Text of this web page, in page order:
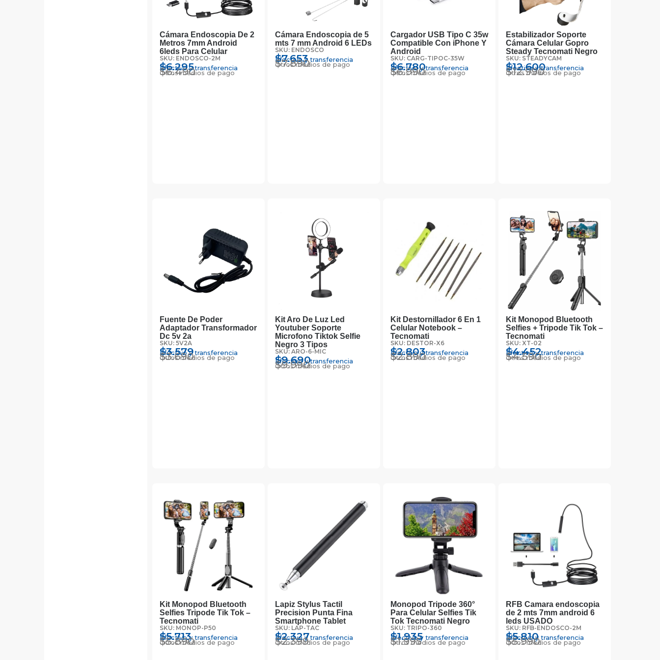
Cámara Endoscopia De 2
Metros 7mm Android
6leds Para Celular
SKU: ENDOSCO-2M
$6.295
Efectivo y transferencia
$6.490
Otros medios de pago
Cámara Endoscopia de 5
mts 7 mm Android 6 LEDs
SKU: ENDOSCO
$7.653
Efectivo y transferencia
$7.890
Otros medios de pago
Cargador USB Tipo C 35w
Compatible Con iPhone Y
Android
SKU: CARG-TIPOC-35W
$6.780
Efectivo y transferencia
$6.990
Otros medios de pago
Estabilizador Soporte
Cámara Celular Gopro
Steady Tecnomati Negro
SKU: STEADYCAM
$12.600
Efectivo y transferencia
$12.990
Otros medios de pago
Fuente De Poder
Adaptador Transformador
Dc 5v 2a
SKU: 5V2A
$3.579
Efectivo y transferencia
$3.690
Otros medios de pago
Kit Aro De Luz Led
Youtuber Soporte
Microfono Tiktok Selfie
Negro 3 Tipos
SKU: ARO-6-MIC
$9.690
Efectivo y transferencia
$9.990
Otros medios de pago
Kit Destornillador 6 En 1
Celular Notebook –
Tecnomati
SKU: DESTOR-X6
$2.803
Efectivo y transferencia
$2.890
Otros medios de pago
Kit Monopod Bluetooth
Selfies + Tripode Tik Tok –
Tecnomati
SKU: XT-02
$4.452
Efectivo y transferencia
$4.590
Otros medios de pago
Kit Monopod Bluetooth
Selfies Tripode Tik Tok –
Tecnomati
SKU: MONOP-P50
$5.713
Efectivo y transferencia
$5.890
Otros medios de pago
Lapiz Stylus Tactil
Precision Punta Fina
Smartphone Tablet
SKU: LAP-TAC
$2.327
Efectivo y transferencia
$2.399
Otros medios de pago
Monopod Tripode 360°
Para Celular Selfies Tik
Tok Tecnomati Negro
SKU: TRIPO-360
$1.935
Efectivo y transferencia
$1.995
Otros medios de pago
RFB Camara endoscopia
de 2 mts 7mm android 6
leds USADO
SKU: RFB-ENDOSCO-2M
$5.810
Efectivo y transferencia
$5.990
Otros medios de pago